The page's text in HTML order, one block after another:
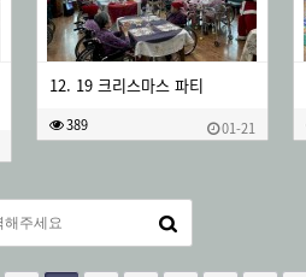
12. 19 크리스마스 파티
389 01-21